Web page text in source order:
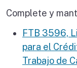
Complete y
FTB 3596,
para el
Trabajo de